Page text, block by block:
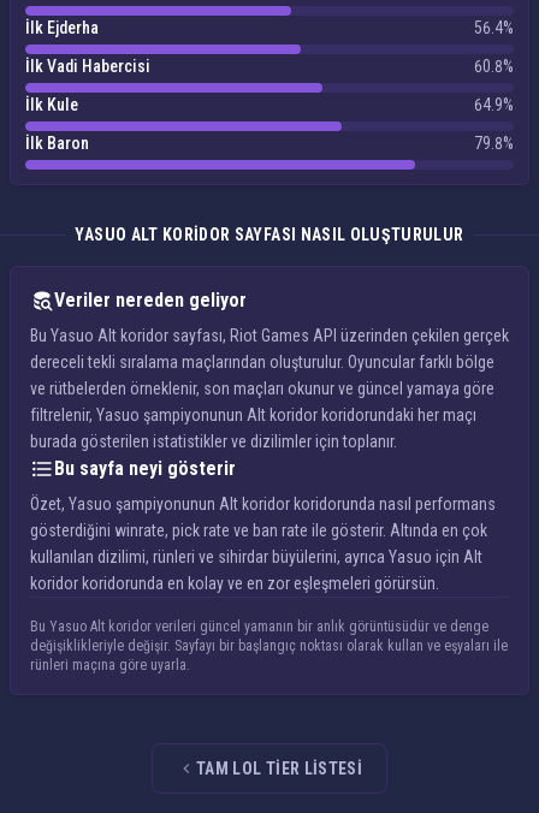
İlk Ejderha
56.4%
İlk Vadi Habercisi
60.8%
İlk Kule
64.9%
İlk Baron
79.8%
YASUO ALT KORIDOR SAYFASI NASIL OLUŞTURULUR
Veriler nereden geliyor
Bu Yasuo Alt koridor sayfası, Riot Games API üzerinden çekilen gerçek
dereceli tekli sıralama maçlarından oluşturulur. Oyuncular farklı bölge
ve rütbelerden örneklenir, son maçları okunur ve güncel yamaya göre
filtrelenir, Yasuo şampiyonunun Alt koridor koridorundaki her maçı
burada gösterilen istatistikler ve dizilimler için toplanır.
Bu sayfa neyi gösterir
Özet, Yasuo şampiyonunun Alt koridor koridorunda nasıl performans
gösterdiğini winrate, pick rate ve ban rate ile gösterir. Altında en çok
kullanılan dizilimi, rünleri ve sihirdar büyülerini, ayrıca Yasuo için Alt
koridor koridorunda en kolay ve en zor eşleşmeleri görürsün.
Bu Yasuo Alt koridor verileri güncel yamanın bir anlık görüntüsüdür ve denge
değişiklikleriyle değişir. Sayfayı bir başlangıç noktası olarak kullan ve eşyaları ile
rünleri maçına göre uyarla.
TAM LOL TIER LISTESI